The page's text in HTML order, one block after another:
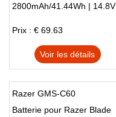
2800mAh/41.44Wh | 14.8V
Prix : € 69.63
Voir les détails
Razer GMS-C60
Batterie pour Razer Blade